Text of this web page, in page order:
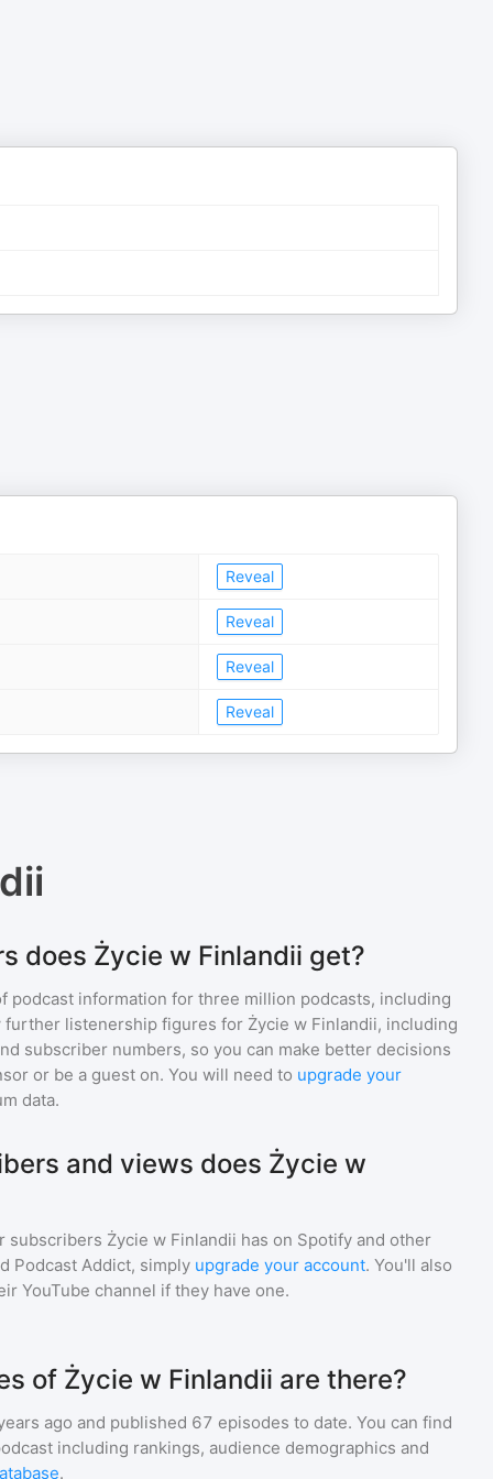
Reveal
Reveal
Reveal
Reveal
does Życie w Finlandii get?
podcast information for three million podcasts, including
further listenership figures for Życie w Finlandii, including
subscriber numbers, so you can make better decisions
or be a guest on. You will need to upgrade your
data.
and views does Życie w
subscribers Życie w Finlandii has on Spotify and other
Podcast Addict, simply upgrade your account. You'll also
YouTube channel if they have one.
of Życie w Finlandii are there?
ago and published 67 episodes to date. You can find
including rankings, audience demographics and
.